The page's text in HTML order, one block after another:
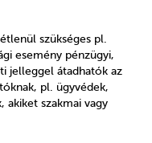
szükséges pl.
esemény pénzügyi,
jelleggel átadhatók az
pl. ügyvédek,
akiket szakmai vagy